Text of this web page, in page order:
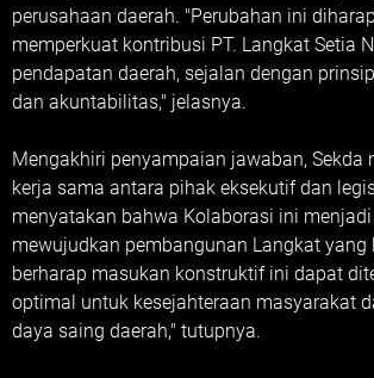
perusahaan daerah. "Perubahan ini
memperkuat kontribusi PT. Langkat Setia
pendapatan daerah, sejalan dengan
dan akuntabilitas," jelasnya.
Mengakhiri penyampaian jawaban, Sekda
kerja sama antara pihak eksekutif dan
menyatakan bahwa Kolaborasi ini
mewujudkan pembangunan Langkat yang
berharap masukan konstruktif ini dapat
optimal untuk kesejahteraan masyarakat
daya saing daerah," tutupnya.